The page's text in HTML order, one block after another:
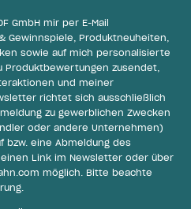
GmbH mir per E-Mail
Gewinnspiele, Produktneuheiten,
sowie auf mich personalisierte
Produktbewertungen zusendet,
und meiner
richtet sich ausschließlich
zu gewerblichen Zwecken
oder andere Unternehmen)
bzw. eine Abmeldung des
Link im Newsletter oder über
möglich. Bitte beachte
.